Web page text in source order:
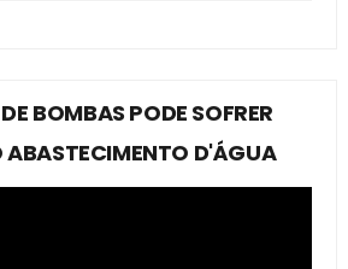
BOMBAS PODE SOFRER
ABASTECIMENTO D'ÁGUA